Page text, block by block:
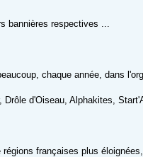
bannières respectives ...
chaque année, dans
d'Oiseau, Alphakites,
françaises plus